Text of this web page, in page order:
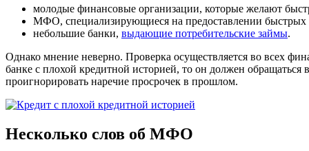
молодые финансовые организации, которые желают
МФО, специализирующиеся на предоставлении быстрых
небольшие банки, выдающие потребительские займы.
Однако мнение неверно. Проверка осуществляется во всех
банке с плохой кредитной историей, то он должен
проигнорировать наречие просрочек в прошлом.
Несколько слов об МФО